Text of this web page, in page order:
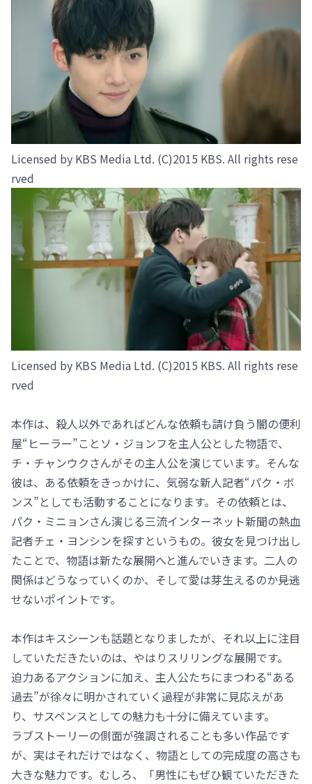
Licensed by KBS Media Ltd. (C)2015 KBS. All rights rese
rved
Licensed by KBS Media Ltd. (C)2015 KBS. All rights rese
rved
本作は、殺人以外であればどんな依頼も請け負う闇の便利
屋“ヒーラー”ことソ・ジョンフを主人公とした物語で、
チ・チャンウクさんがその主人公を演じています。そんな
彼は、ある依頼をきっかけに、気弱な新人記者“パク・ボ
ンス”としても活動することになります。その依頼とは、
パク・ミニョンさん演じる三流インターネット新聞の熱血
記者チェ・ヨンシンを探すというもの。彼女を見つけ出し
たことで、物語は新たな展開へと進んでいきます。二人の
関係はどうなっていくのか、そして愛は芽生えるのか――見逃
せないポイントです。
本作はキスシーンも話題となりましたが、それ以上に注目
していただきたいのは、やはりスリリングな展開です。
迫力あるアクションに加え、主人公たちにまつわる“ある
過去”が徐々に明かされていく過程が非常に見応えがあ
り、サスペンスとしての魅力も十分に備えています。
ラブストーリーの側面が強調されることも多い作品です
が、実はそれだけではなく、物語としての完成度の高さも
大きな魅力です。むしろ、「男性にもぜひ観ていただきた